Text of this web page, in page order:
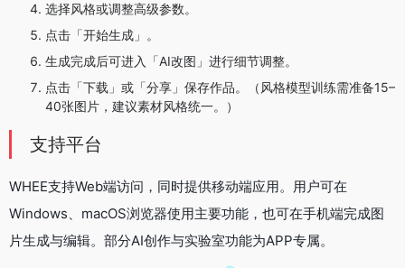
选择风格或调整高级参数。
点击「开始生成」。
生成完成后可进入「AI改图」进行细节调整。
点击「下载」或「分享」保存作品。（风格模型训练需准备15–
40张图片，建议素材风格统一。）
支持平台
WHEE支持Web端访问，同时提供移动端应用。用户可在
Windows、macOS浏览器使用主要功能，也可在手机端完成图
片生成与编辑。部分AI创作与实验室功能为APP专属。